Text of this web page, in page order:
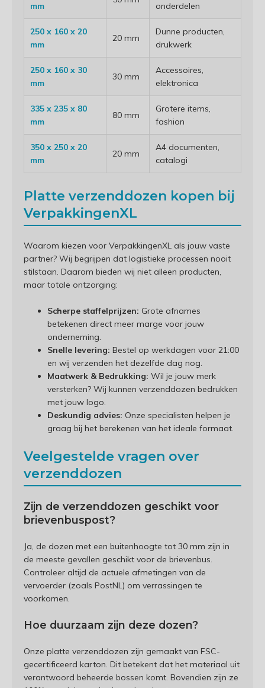
mm onderdelen
250 x 160 x 20
mm
20 mm
Dunne producten,
drukwerk
250 x 160 x 30
mm
30 mm
Accessoires,
elektronica
335 x 235 x 80
mm
80 mm
Grotere items,
fashion
350 x 250 x 20
mm
20 mm
A4 documenten,
catalogi
Platte verzenddozen kopen bij
VerpakkingenXL
Waarom kiezen voor VerpakkingenXL als jouw vaste
partner? Wij begrijpen dat logistieke processen nooit
stilstaan. Daarom bieden wij niet alleen producten,
maar totale ontzorging:
Scherpe staffelprijzen: Grote afnames
betekenen direct meer marge voor jouw
onderneming.
Snelle levering: Bestel op werkdagen voor 21:00
en wij verzenden het dezelfde dag nog.
Maatwerk & Bedrukking: Wil je jouw merk
versterken? Wij kunnen verzenddozen bedrukken
met jouw logo.
Deskundig advies: Onze specialisten helpen je
graag bij het berekenen van het ideale formaat.
Veelgestelde vragen over
verzenddozen
Zijn de verzenddozen geschikt voor
brievenbuspost?
Ja, de dozen met een buitenhoogte tot 30 mm zijn in
de meeste gevallen geschikt voor de brievenbus.
Controleer altijd de actuele afmetingen van de
vervoerder (zoals PostNL) om verrassingen te
voorkomen.
Hoe duurzaam zijn deze dozen?
Onze platte verzenddozen zijn gemaakt van FSC-
gecertificeerd karton. Dit betekent dat het materiaal uit
verantwoord beheerde bossen komt. Bovendien zijn ze